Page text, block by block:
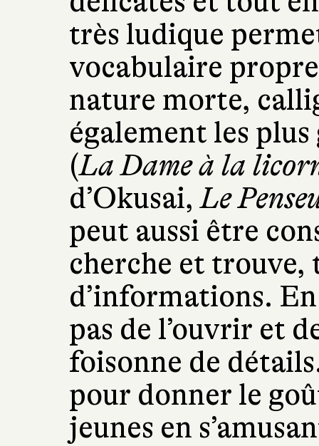
très ludique
vocabulaire
nature morte,
également les
(La Dame à la
d’Okusai,Le
peut aussi être
cherche et
d’informations.
pas de l’ouvrir et
foisonne de
pour donner le
jeunes en